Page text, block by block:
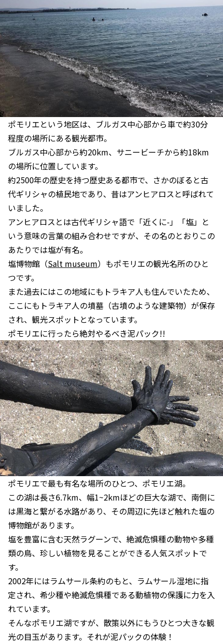
ポモリエという地区は、ブルガス中心部から車で約30分
程度の場所にある観光都市。
ブルガス中心部から約20km、サニービーチから約18km
の場所に位置しています。
約2500年の歴史を持つ歴史ある都市で、さかのぼると古
代ギリシャの植民地であり、昔はアンヒアロスと呼ばれて
いました。
アンヒアロスとは古代ギリシャ語で「近くに-」「塩」と
いう意味の言葉の組み合わせですが、その名のとおりこの
あたりでは塩が有名。
塩博物館（Salt museum）もポモリエの観光名所のひと
つです。
また過去にはこの地域にもトラキア人も住んでいたため、
ここにもトラキア人の墳墓（古墳のような建築物）が保存
され、観光スポットとなっています。
ポモリエに行ったら絶対やるべき泥パック!!
ポモリエで最も有名な場所のひとつ、ポモリエ湖。
この湖は長さ6.7km、幅1~2kmほどの巨大な湖で、南側に
は黒海と繋がる水路があり、その周辺に先ほど触れた塩の
博物館があります。
塩を豊富に含む天然ラグーンで、絶滅危惧種の動物や多種
類の鳥、珍しい植物を見ることができる人気スポットで
す。
2002年にはラムサール条約のもと、ラムサール湿地に指
定され、希少種や絶滅危惧種である動植物の保護に力を入
れています。
そんなポモリエ湖ですが、散策以外にもうひとつ大きな観
光の目玉があります。それが泥パックの体験！